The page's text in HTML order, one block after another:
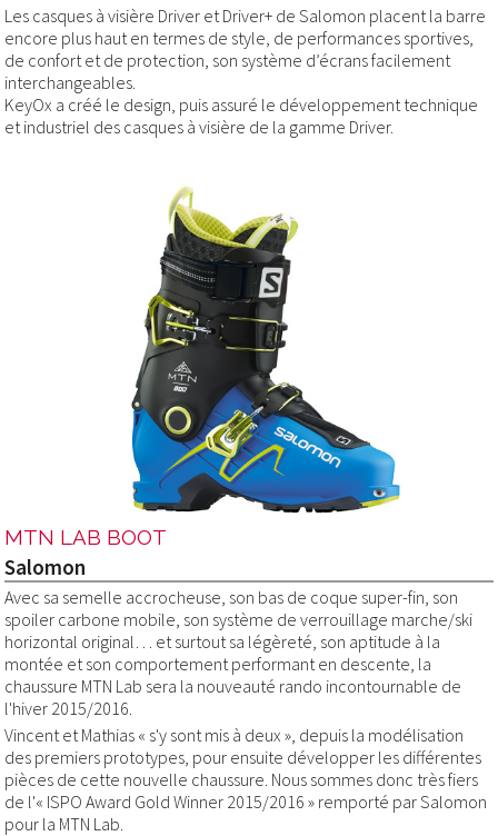
Les casques à visière Driver et Driver+ de Salomon placent la barre
encore plus haut en termes de style, de performances sportives,
de confort et de protection, son système d’écrans facilement
interchangeables.
KeyOx a créé le design, puis assuré le développement technique
et industriel des casques à visière de la gamme Driver.
MTN LAB BOOT
Salomon
Avec sa semelle accrocheuse, son bas de coque super-fin, son
spoiler carbone mobile, son système de verrouillage marche/ski
horizontal original… et surtout sa légèreté, son aptitude à la
montée et son comportement performant en descente, la
chaussure MTN Lab sera la nouveauté rando incontournable de
l'hiver 2015/2016.
Vincent et Mathias « s'y sont mis à deux », depuis la modélisation
des premiers prototypes, pour ensuite développer les différentes
pièces de cette nouvelle chaussure. Nous sommes donc très fiers
de l'« ISPO Award Gold Winner 2015/2016 » remporté par Salomon
pour la MTN Lab.